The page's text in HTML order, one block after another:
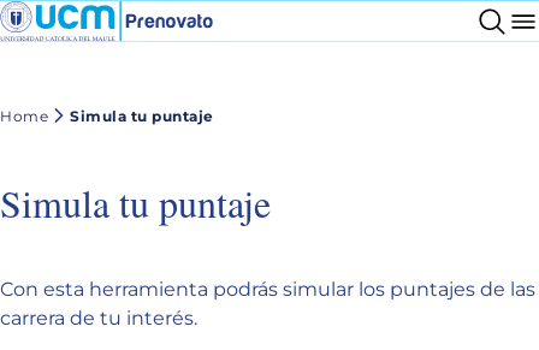
Home Simula tu puntaje
Simula tu puntaje
Con esta herramienta podrás simular los puntajes de las
carrera de tu interés.